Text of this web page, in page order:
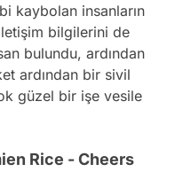
kaybolan insanların
bilgilerini de
bulundu, ardından
ardından bir sivil
güzel bir işe vesile
Rice - Cheers